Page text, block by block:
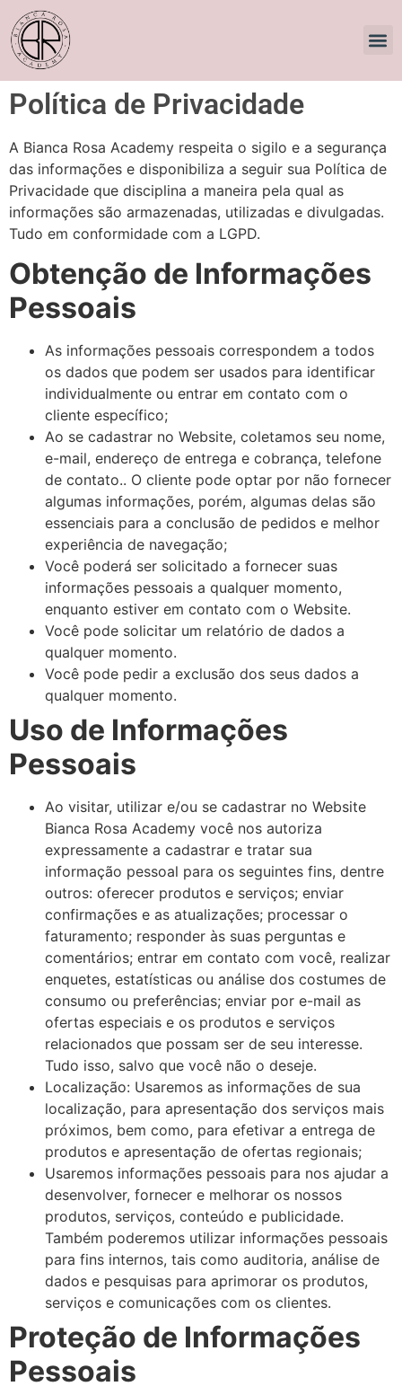
Política de Privacidade
A Bianca Rosa Academy respeita o sigilo e a segurança
das informações e disponibiliza a seguir sua Política de
Privacidade que disciplina a maneira pela qual as
informações são armazenadas, utilizadas e divulgadas.
Tudo em conformidade com a LGPD.
Obtenção de Informações
Pessoais
As informações pessoais correspondem a todos
os dados que podem ser usados para identificar
individualmente ou entrar em contato com o
cliente específico;
Ao se cadastrar no Website, coletamos seu nome,
e-mail, endereço de entrega e cobrança, telefone
de contato.. O cliente pode optar por não fornecer
algumas informações, porém, algumas delas são
essenciais para a conclusão de pedidos e melhor
experiência de navegação;
Você poderá ser solicitado a fornecer suas
informações pessoais a qualquer momento,
enquanto estiver em contato com o Website.
Você pode solicitar um relatório de dados a
qualquer momento.
Você pode pedir a exclusão dos seus dados a
qualquer momento.
Uso de Informações
Pessoais
Ao visitar, utilizar e/ou se cadastrar no Website
Bianca Rosa Academy você nos autoriza
expressamente a cadastrar e tratar sua
informação pessoal para os seguintes fins, dentre
outros: oferecer produtos e serviços; enviar
confirmações e as atualizações; processar o
faturamento; responder às suas perguntas e
comentários; entrar em contato com você, realizar
enquetes, estatísticas ou análise dos costumes de
consumo ou preferências; enviar por e-mail as
ofertas especiais e os produtos e serviços
relacionados que possam ser de seu interesse.
Tudo isso, salvo que você não o deseje.
Localização: Usaremos as informações de sua
localização, para apresentação dos serviços mais
próximos, bem como, para efetivar a entrega de
produtos e apresentação de ofertas regionais;
Usaremos informações pessoais para nos ajudar a
desenvolver, fornecer e melhorar os nossos
produtos, serviços, conteúdo e publicidade.
Também poderemos utilizar informações pessoais
para fins internos, tais como auditoria, análise de
dados e pesquisas para aprimorar os produtos,
serviços e comunicações com os clientes.
Proteção de Informações
Pessoais